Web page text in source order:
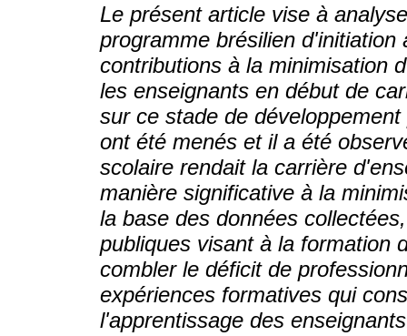
Le présent article vise à
programme brésilien
contributions à la minimisation
les enseignants en début de
sur ce stade de
ont été menés et il a été
scolaire rendait la carrière
manière significative à la
la base des données
publiques visant à la formation
combler le déficit de
expériences formatives qui
l'apprentissage des